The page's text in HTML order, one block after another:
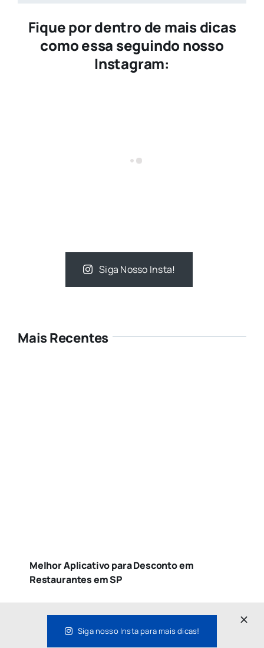
Fique por dentro de mais dicas
como essa seguindo nosso
Instagram:
Siga Nosso Insta!
Mais Recentes
Melhor Aplicativo para Desconto em
Restaurantes em SP
Siga nosso Insta para mais dicas!